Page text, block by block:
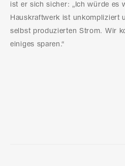
ist er sich sicher: „Ich würde es
Hauskraftwerk ist unkompliziert
selbst produzierten Strom. Wir
einiges sparen.“